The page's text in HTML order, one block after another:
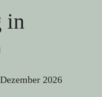
in
2026